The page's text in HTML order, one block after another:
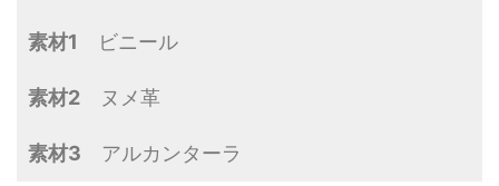
素材1 ビニール
素材2 ヌメ革
素材3 アルカンターラ